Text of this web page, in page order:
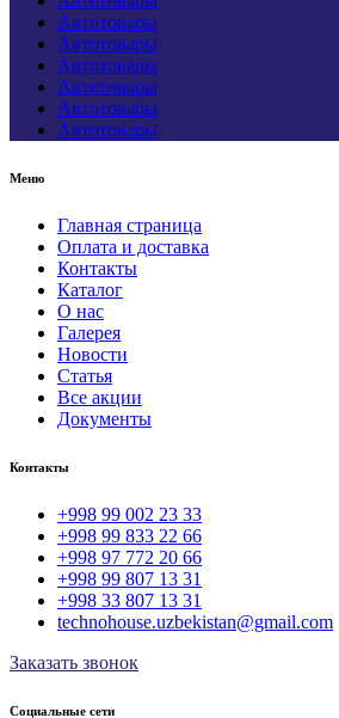
Автотовары
Автотовары
Автотовары
Автотовары
Автотовары
Автотовары
Меню
Главная страница
Оплата и доставка
Контакты
Каталог
О нас
Галерея
Новости
Статья
Все акции
Документы
Контакты
+998 99 002 23 33
+998 99 833 22 66
+998 97 772 20 66
+998 99 807 13 31
+998 33 807 13 31
technohouse.uzbekistan@gmail.com
Заказать звонок
Социальные сети